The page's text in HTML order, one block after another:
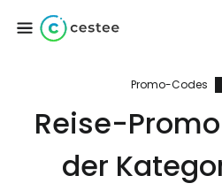
Promo-Codes
Reise-
der
Cestee
... die weltweite Reise-